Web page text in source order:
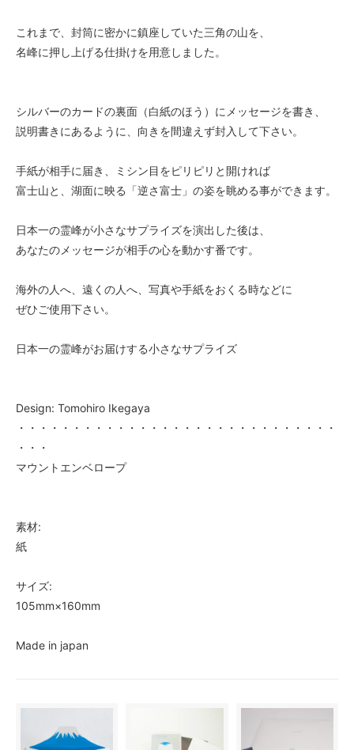
これまで、封筒に密かに鎮座していた三角の山を、
名峰に押し上げる仕掛けを用意しました。
シルバーのカードの裏面（白紙のほう）にメッセージを書き、
説明書きにあるように、向きを間違えず封入して下さい。
手紙が相手に届き、ミシン目をピリピリと開ければ
富士山と、湖面に映る「逆さ富士」の姿を眺める事ができます。
日本一の霊峰が小さなサプライズを演出した後は、
あなたのメッセージが相手の心を動かす番です。
海外の人へ、遠くの人へ、写真や手紙をおくる時などに
ぜひご使用下さい。
日本一の霊峰がお届けする小さなサプライズ
Design: Tomohiro Ikegaya
・・・・・・・・・・・・・・・・・・・・・・・・・・・・・
・・・
マウントエンベロープ
素材:
紙
サイズ:
105mm×160mm
Made in japan